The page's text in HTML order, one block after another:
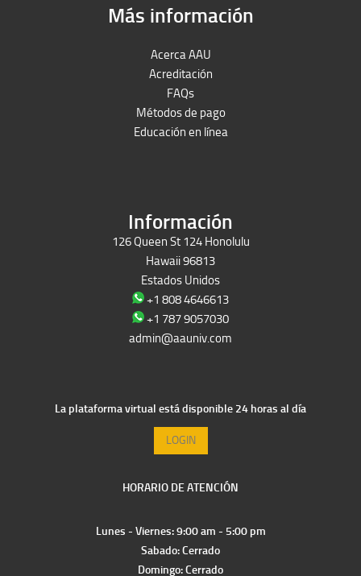
Más información
Acerca AAU
Acreditación
FAQs
Métodos de pago
Educación en línea
Información
126 Queen St 124 Honolulu
Hawaii 96813
Estados Unidos
+1 808 4646613
+1 787 9057030
admin@aauniv.com
La plataforma virtual está disponible 24 horas al día
LOGIN
HORARIO DE ATENCIÓN
Lunes - Viernes: 9:00 am - 5:00 pm
Sabado: Cerrado
Domingo: Cerrado